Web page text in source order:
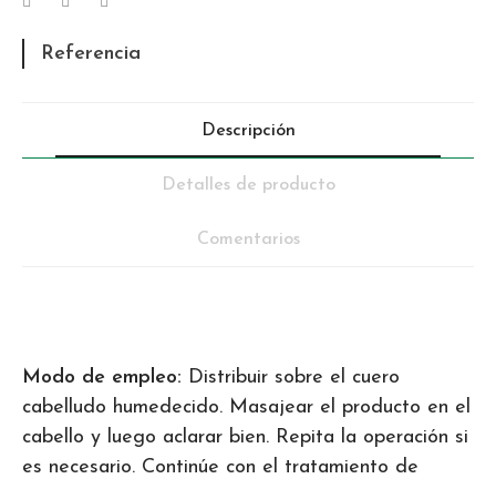
Referencia
Descripción
Detalles de producto
Comentarios
Modo de empleo: Distribuir sobre el cuero
cabelludo humedecido. Masajear el producto en el
cabello y luego aclarar bien. Repita la operación si
es necesario. Continúe con el tratamiento de